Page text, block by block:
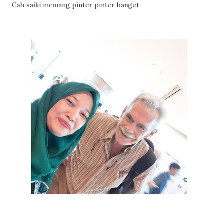
Cah saiki memang pinter pinter banget